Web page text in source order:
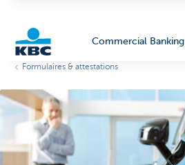
Commercial Banking
Formulaires & attestations